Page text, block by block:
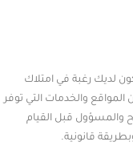
لديك رغبة في امتلاك
والخدمات التي توفر
قبل القيام
قانونية.